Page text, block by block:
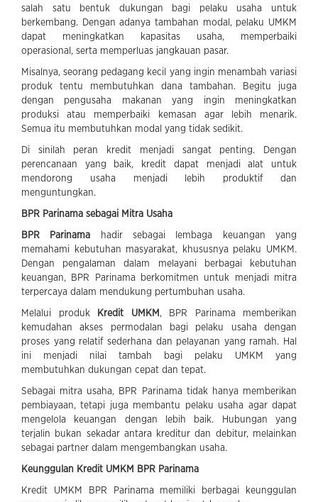
salah satu bentuk dukungan bagi pelaku usaha untuk
berkembang. Dengan adanya tambahan modal, pelaku UMKM
dapat meningkatkan kapasitas usaha, memperbaiki
operasional, serta memperluas jangkauan pasar.
Misalnya, seorang pedagang kecil yang ingin menambah variasi
produk tentu membutuhkan dana tambahan. Begitu juga
dengan pengusaha makanan yang ingin meningkatkan
produksi atau memperbaiki kemasan agar lebih menarik.
Semua itu membutuhkan modal yang tidak sedikit.
Di sinilah peran kredit menjadi sangat penting. Dengan
perencanaan yang baik, kredit dapat menjadi alat untuk
mendorong usaha menjadi lebih produktif dan
menguntungkan.
BPR Parinama sebagai Mitra Usaha
BPR Parinama hadir sebagai lembaga keuangan yang
memahami kebutuhan masyarakat, khususnya pelaku UMKM.
Dengan pengalaman dalam melayani berbagai kebutuhan
keuangan, BPR Parinama berkomitmen untuk menjadi mitra
terpercaya dalam mendukung pertumbuhan usaha.
Melalui produk Kredit UMKM , BPR Parinama memberikan
kemudahan akses permodalan bagi pelaku usaha dengan
proses yang relatif sederhana dan pelayanan yang ramah. Hal
ini menjadi nilai tambah bagi pelaku UMKM yang
membutuhkan dukungan cepat dan tepat.
Sebagai mitra usaha, BPR Parinama tidak hanya memberikan
pembiayaan, tetapi juga membantu pelaku usaha agar dapat
mengelola keuangan dengan lebih baik. Hubungan yang
terjalin bukan sekadar antara kreditur dan debitur, melainkan
sebagai partner dalam mengembangkan usaha.
Keunggulan Kredit UMKM BPR Parinama
Kredit UMKM BPR Parinama memiliki berbagai keunggulan